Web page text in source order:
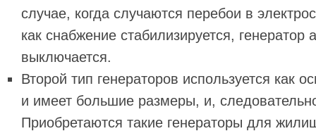
случае, когда случаются перебои в
как снабжение стабилизируется, генератор
выключается.
Второй тип генераторов используется как
и имеет большие размеры, и,
Приобретаются такие генераторы для